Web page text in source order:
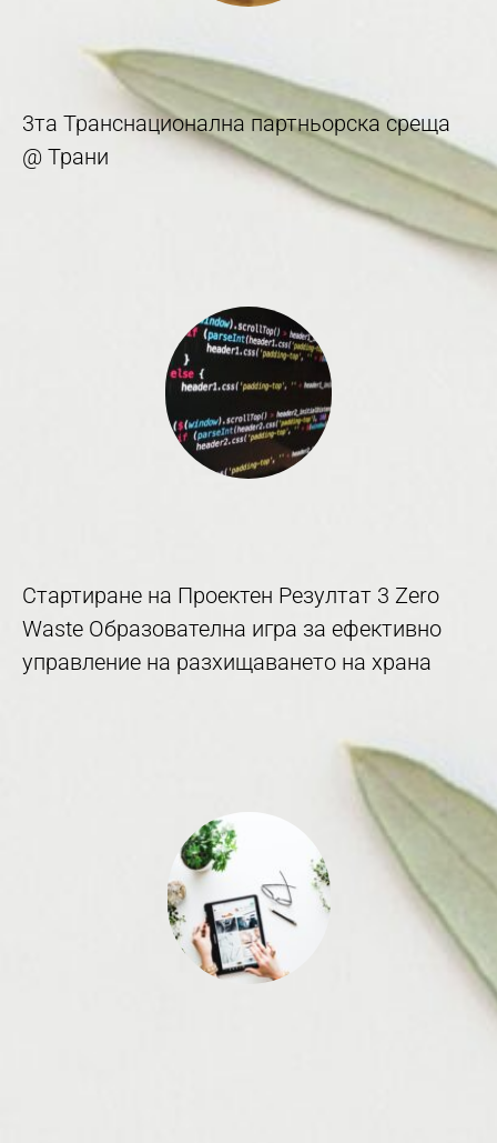
3та Транснационална партньорска среща
@ Трани
Стартиране на Проектен Резултат 3 Zero
Waste Образователна игра за ефективно
управление на разхищаването на храна